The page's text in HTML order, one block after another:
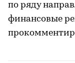
по ряду
финансовые